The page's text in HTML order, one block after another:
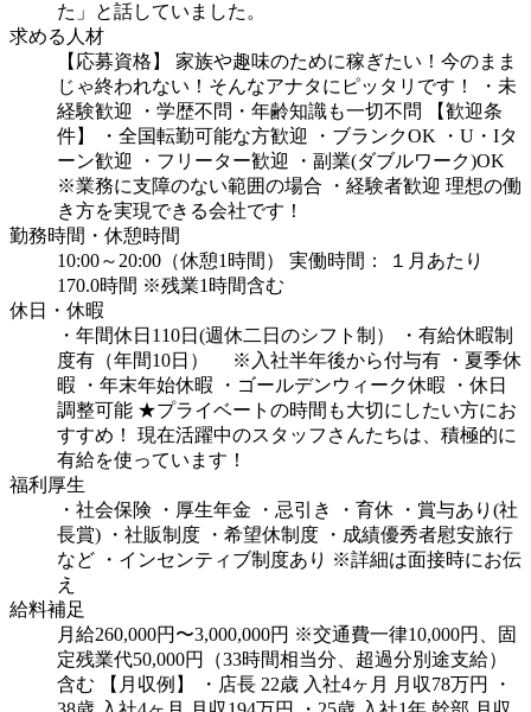
た」と話していました。
求める人材
【応募資格】
家族や趣味のために稼ぎたい！今のまま
じゃ終われない！そんなアナタにピッタリです！
・未
経験歓迎
・学歴不問・年齢知識も一切不問
【歓迎条
件】
・全国転勤可能な方歓迎 ・ブランクOK
・U・Iタ
ーン歓迎
・フリーター歓迎
・副業(ダブルワーク)OK
※業務に支障のない範囲の場合
・経験者歓迎 理想の働
き方を実現できる会社です！
勤務時間・休憩時間
10:00～20:00（休憩1時間）
実働時間： １月あたり
170.0時間 ※残業1時間含む
休日・休暇
・年間休日110日(週休二日のシフト制）
・有給休暇制
度有（年間10日）
※入社半年後から付与有
・夏季休
暇
・年末年始休暇 ・ゴールデンウィーク休暇
・休日
調整可能 ★プライベートの時間も大切にしたい方にお
すすめ！
現在活躍中のスタッフさんたちは、積極的に
有給を使っています！
福利厚生
・社会保険
・厚生年金 ・忌引き ・育休
・賞与あり(社
長賞)
・社販制度 ・希望休制度
・成績優秀者慰安旅行
など
・インセンティブ制度あり ※詳細は面接時にお伝
え
給料補足
月給260,000円〜3,000,000円 ※交通費一律10,000円、固
定残業代50,000円（33時間相当分、超過分別途支給）
含む
【月収例】 ・店長 22歳 入社4ヶ月 月収78万円
・